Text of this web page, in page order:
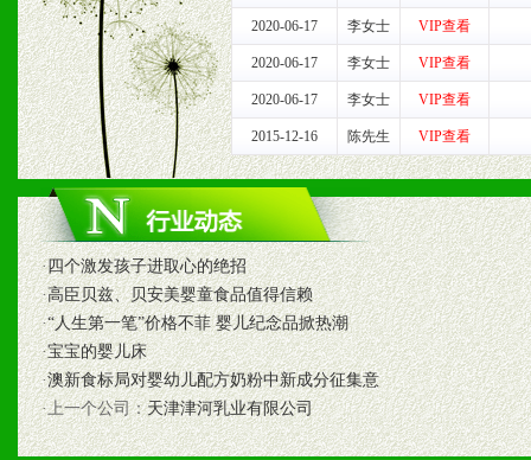
七、招商代理（全国各地）
1、认同我们的经营理念。
2、具备较好商业信誉和资
3、具备区域内良好的终端
4、具备一定业务团队能力
道，医药渠道并为之提供
5、具备较强的市场操作意
2020-06-17 李女士 VIP查看
2020-06-17 李女士 VIP查看
2020-06-17 李女士 VIP查看
2015-12-16 陈先生 VIP查看
·四个激发孩子进取心的绝招
·高臣贝兹、贝安美婴童食品值得信赖
·“人生第一笔”价格不菲 婴儿纪念品掀热潮
·宝宝的婴儿床
·澳新食标局对婴幼儿配方奶粉中新成分征集意
·上一个公司：天津津河乳业有限公司